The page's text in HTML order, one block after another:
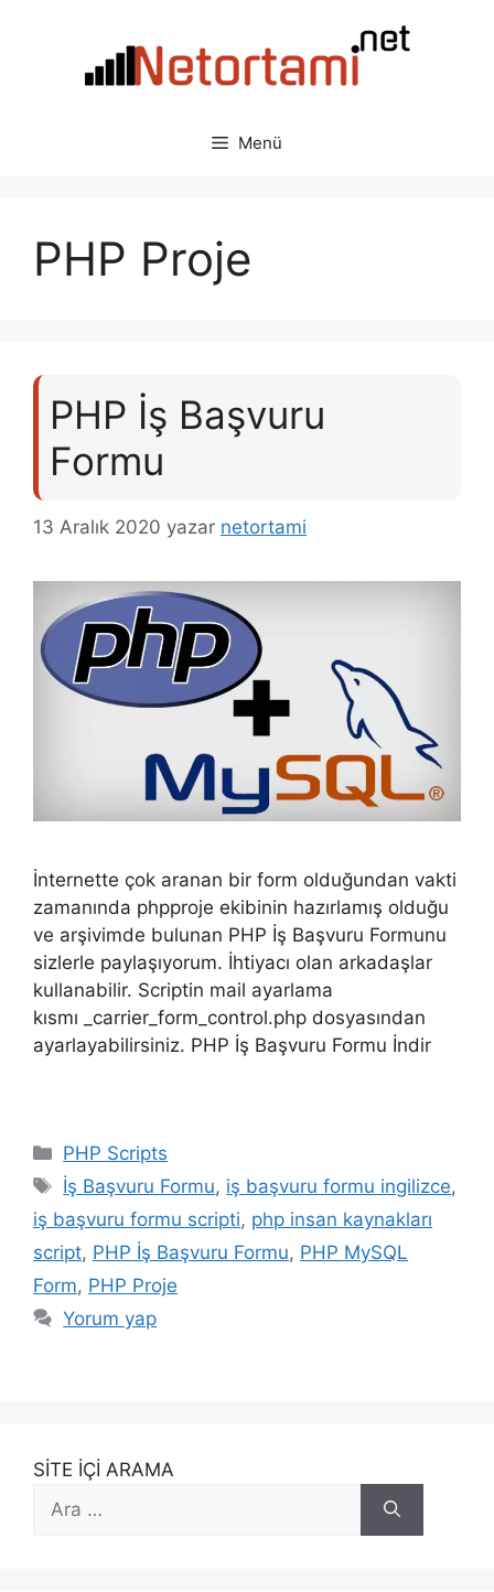
Menü
PHP Proje
PHP İş Başvuru
Formu
13 Aralık 2020 yazar netortami
İnternette çok aranan bir form olduğundan vakti
zamanında phpproje ekibinin hazırlamış olduğu
ve arşivimde bulunan PHP İş Başvuru Formunu
sizlerle paylaşıyorum. İhtiyacı olan arkadaşlar
kullanabilir. Scriptin mail ayarlama
kısmı _carrier_form_control.php dosyasından
ayarlayabilirsiniz. PHP İş Başvuru Formu İndir
Kategoriler
PHP Scripts
Etiketler
İş Başvuru Formu, iş başvuru formu ingilizce,
iş başvuru formu scripti, php insan kaynakları
script, PHP İş Başvuru Formu, PHP MySQL
Form, PHP Proje
Yorum yap
SİTE İÇİ ARAMA
ara